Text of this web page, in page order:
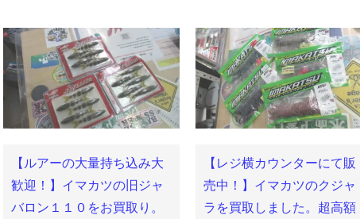
て
Twitter
共
有
(新
し
い
ウ
ィ
ン
開
ま
す)
る
に
は
ク
リ
ッ
ク
し
て
く
だ
し
ウ
ィ
ン
ド
て
Pinterest
で
共
有
(新
し
い
ウ
ィ
ン
で
開
き
ま
す)
【ルアーの大量持ち込み大
歓迎！】イマカツの旧ジャ
バロン１１０をお買取り。
【レジ横カウンターにて販
売中！】イマカツのクジャ
ラを買取しました。超高額